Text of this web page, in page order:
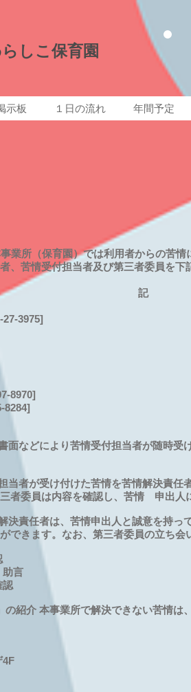
しこ保育園
示板 １日の流れ 年間予定
業所（保育園）では利用者からの苦
、苦情受付担当者及び第三者委員を
記
3975]
8970]
8284]
面などにより苦情受付担当者が随時
当者が受け付けた苦情を苦情解決責
者委員は内容を確認し、苦情 申出人
決責任者は、苦情申出人と誠意を持
できます。なお、第三者委員の立ち会
助言
認
紹介 本事業所で解決できない苦情